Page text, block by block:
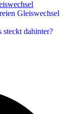
Gleiswechsel
dahinter?